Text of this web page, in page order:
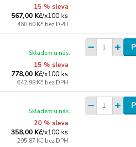
15 % sleva
567,00 Kč/x100 ks
468,60 Kč bez DPH
15 % sleva
778,00 Kč/x100 ks
642,98 Kč bez DPH
Skladem u nás.
20 % sleva
358,00 Kč/x100 ks
295,87 Kč bez DPH
Skladem u nás.